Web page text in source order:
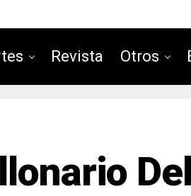
Revista Otros